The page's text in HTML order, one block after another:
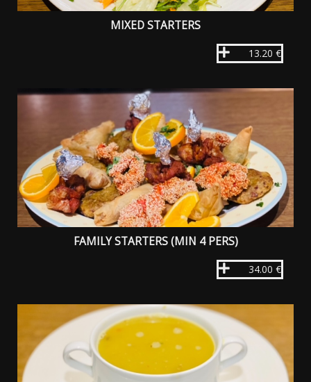
MIXED STARTERS
13.20 €
FAMILY STARTERS (MIN 4 PERS)
34.00 €